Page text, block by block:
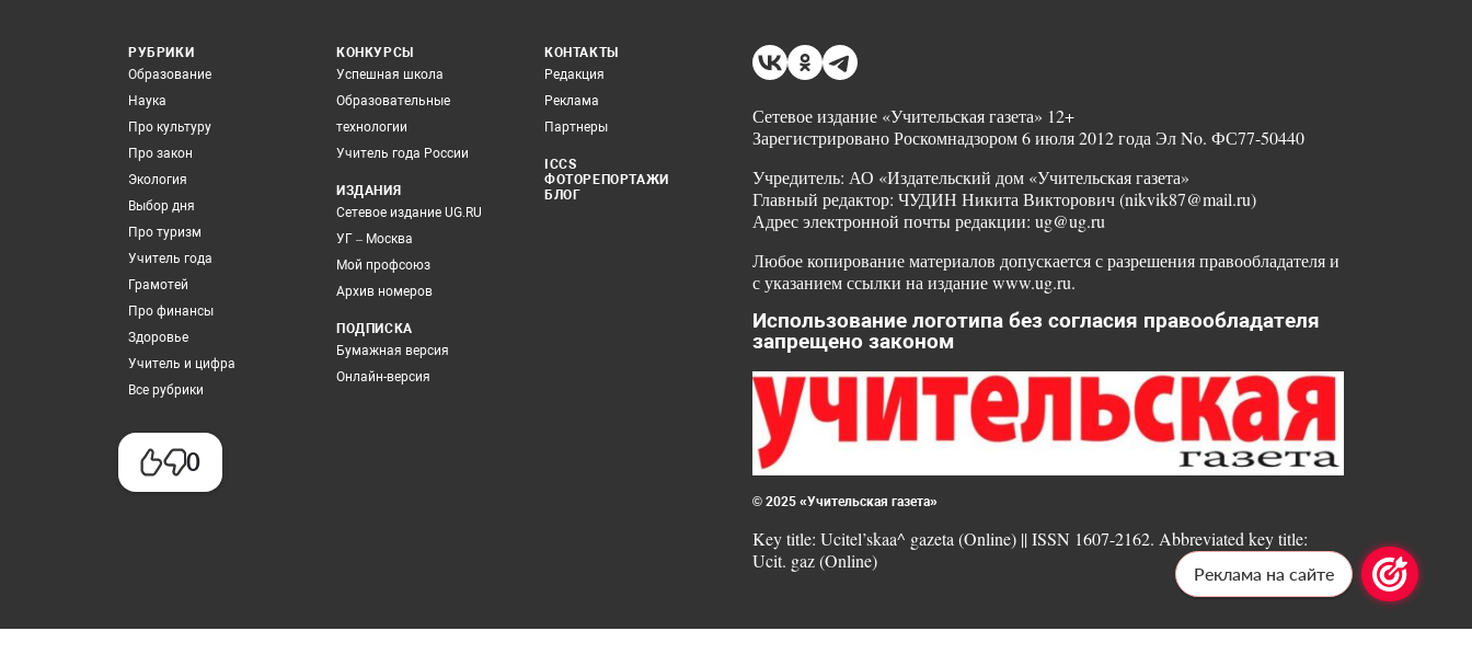
0
РУБРИКИ
Образование
Наука
Про культуру
Про закон
Экология
Выбор дня
Про туризм
Учитель года
Грамотей
Про финансы
Здоровье
Учитель и цифра
Все рубрики
КОНКУРСЫ
Успешная школа
Образовательные
технологии
Учитель года России
ИЗДАНИЯ
Сетевое издание UG.RU
УГ – Москва
Мой профсоюз
Архив номеров
ПОДПИСКА
Бумажная версия
Онлайн-версия
КОНТАКТЫ
Редакция
Реклама
Партнеры
ICCS
ФОТОРЕПОРТАЖИ
БЛОГ
Сетевое издание «Учительская газета» 12+
Зарегистрировано Роскомнадзором 6 июля 2012 года Эл No. ФС77-50440
Учредитель: АО «Издательский дом «Учительская газета»
Главный редактор: ЧУДИН Никита Викторович (nikvik87@mail.ru)
Адрес электронной почты редакции: ug@ug.ru
Любое копирование материалов допускается с разрешения правообладателя и
с указанием ссылки на издание www.ug.ru.
Использование логотипа без согласия правообладателя
запрещено законом
© 2025 «Учительская газета»
Key title: Ucitel’skaa^ gazeta (Online) || ISSN 1607-2162. Abbreviated key title:
Ucit. gaz (Online)
Реклама на сайте